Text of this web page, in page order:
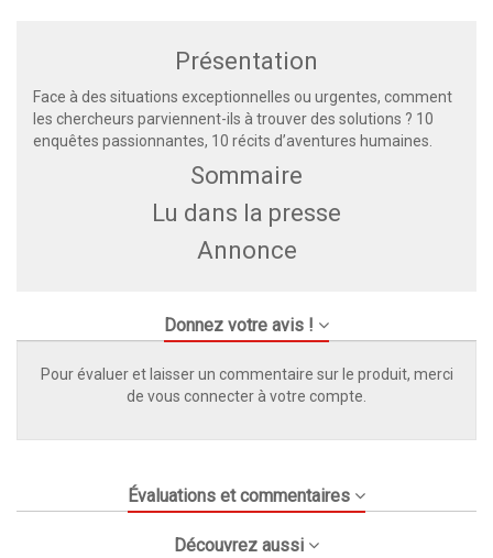
Présentation
Face à des situations exceptionnelles ou urgentes, comment
les chercheurs parviennent-ils à trouver des solutions ? 10
enquêtes passionnantes, 10 récits d’aventures humaines.
Sommaire
Lu dans la presse
Annonce
Donnez votre avis !
Pour évaluer et laisser un commentaire sur le produit, merci
de vous connecter à votre compte.
Évaluations et commentaires
Découvrez aussi